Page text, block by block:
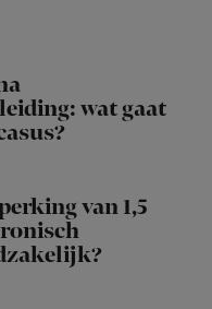
wat gaat
van 1,5